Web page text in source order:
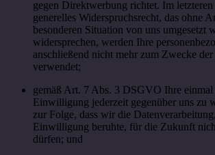
gegen Direktwerbung richtet. Im
generelles Widerspruchsrecht, das ohne
besonderen Situation von uns umgesetzt
widersprechen, werden Ihre
anschließend nicht mehr zum Zwecke
verwendet;
gemäß Art. 7 Abs. 3 DSGVO Ihre einmal
Einwilligung jederzeit gegenüber uns zu
zur Folge, dass wir die
Einwilligung beruhte, für die Zukunft
dürfen; und